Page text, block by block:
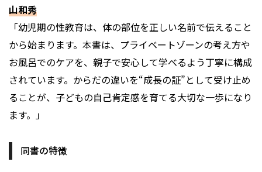
山和秀
「幼児期の性教育は、体の部位を正しい名前で伝えること
から始まります。本書は、プライベートゾーンの考え方や
お風呂でのケアを、親子で安心して学べるよう丁寧に構成
されています。からだの違いを“成長の証”として受け止め
ることが、子どもの自己肯定感を育てる大切な一歩になり
ます。」
同書の特徴